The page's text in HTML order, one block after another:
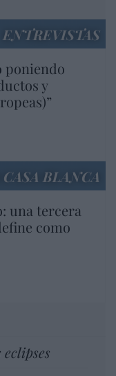
ENTREVISTAS
poniendo
y
CASA BLANCA
una tercera
como